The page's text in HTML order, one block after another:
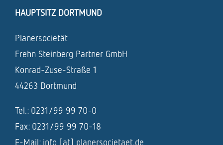
HAUPTSITZ DORTMUND
Planersocietät
Frehn Steinberg Partner GmbH
Konrad-Zuse-Straße 1
44263 Dortmund
Tel.: 0231/99 99 70-0
Fax: 0231/99 99 70-18
E-Mail: info [at] planersocietaet.de